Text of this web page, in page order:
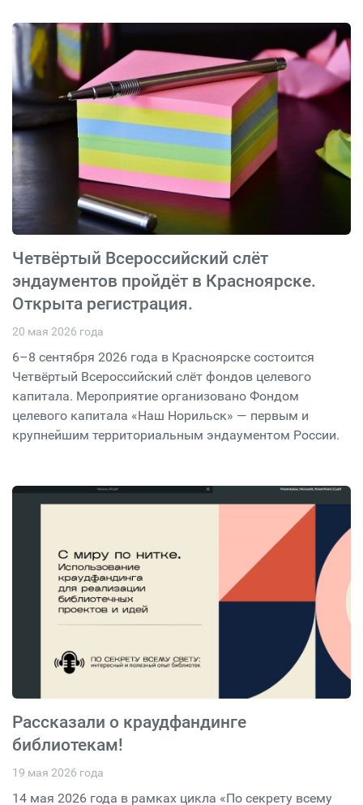
Четвёртый Всероссийский слёт
эндаументов пройдёт в Красноярске.
Открыта регистрация.
20 мая 2026 года
6–8 сентября 2026 года в Красноярске состоится
Четвёртый Всероссийский слёт фондов целевого
капитала. Мероприятие организовано Фондом
целевого капитала «Наш Норильск» — первым и
крупнейшим территориальным эндаументом России.
Рассказали о краудфандинге
библиотекам!
19 мая 2026 года
14 мая 2026 года в рамках цикла «По секрету всему